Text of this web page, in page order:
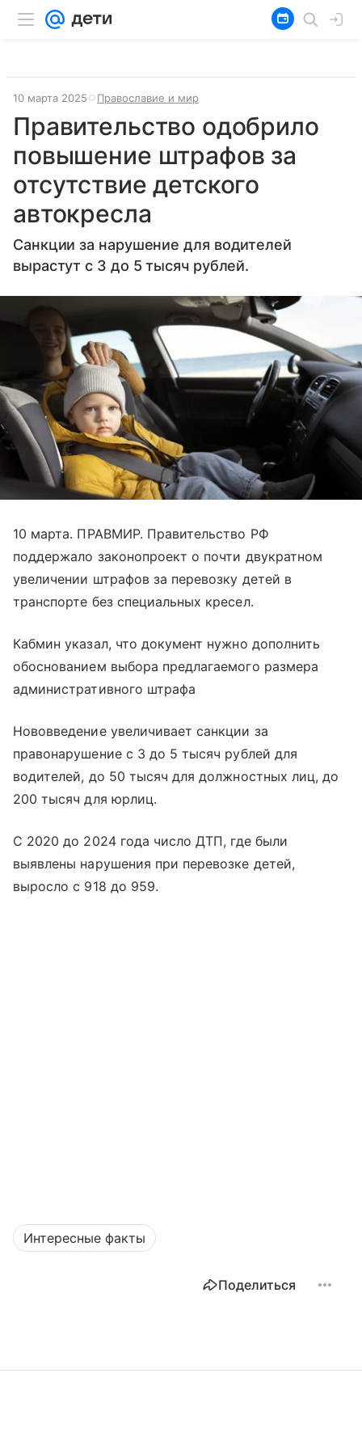
10 марта 2025 Православие и мир
Правительство одобрило
повышение штрафов за
отсутствие детского
автокресла
Санкции за нарушение для водителей
вырастут с 3 до 5 тысяч рублей.
10 марта. ПРАВМИР. Правительство РФ
поддержало законопроект о почти двукратном
увеличении штрафов за перевозку детей в
транспорте без специальных кресел.
Кабмин указал, что документ нужно дополнить
обоснованием выбора предлагаемого размера
административного штрафа
Нововведение увеличивает санкции за
правонарушение с 3 до 5 тысяч рублей для
водителей, до 50 тысяч для должностных лиц, до
200 тысяч для юрлиц.
С 2020 до 2024 года число ДТП, где были
выявлены нарушения при перевозке детей,
выросло с 918 до 959.
Интересные факты
Поделиться